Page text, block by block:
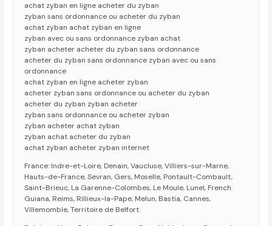
achat zyban en ligne acheter du zyban
zyban sans ordonnance ou acheter du zyban
achat zyban achat zyban en ligne
zyban avec ou sans ordonnance zyban achat
zyban acheter acheter du zyban sans ordonnance
acheter du zyban sans ordonnance zyban avec ou sans
ordonnance
achat zyban en ligne acheter zyban
acheter zyban sans ordonnance ou acheter du zyban
acheter du zyban zyban acheter
zyban sans ordonnance ou acheter zyban
zyban acheter achat zyban
zyban achat acheter du zyban
achat zyban acheter zyban internet
France: Indre-et-Loire, Denain, Vaucluse, Villiers-sur-Marne,
Hauts-de-France, Sevran, Gers, Moselle, Pontault-Combault,
Saint-Brieuc, La Garenne-Colombes, Le Moule, Lunel, French
Guiana, Reims, Rillieux-la-Pape, Melun, Bastia, Cannes,
Villemomble, Territoire de Belfort.